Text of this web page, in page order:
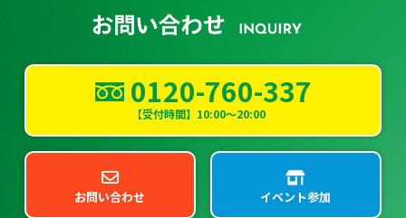
0120-760-337
【受付時間】10:00～20:00
お問い合わせ イベント参加